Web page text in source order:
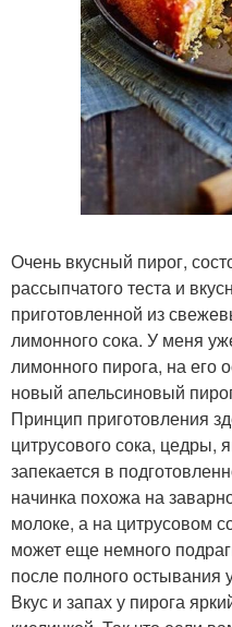
Очень вкусный пирог,
рассыпчатого теста и
приготовленной из
лимонного сока. У меня
лимонного пирога, на его
новый апельсиновый
Принцип приготовления
цитрусового сока, цедры,
запекается в
начинка похожа на
молоке, а на цитрусовом
может еще немного
после полного остывания
Вкус и запах у пирога